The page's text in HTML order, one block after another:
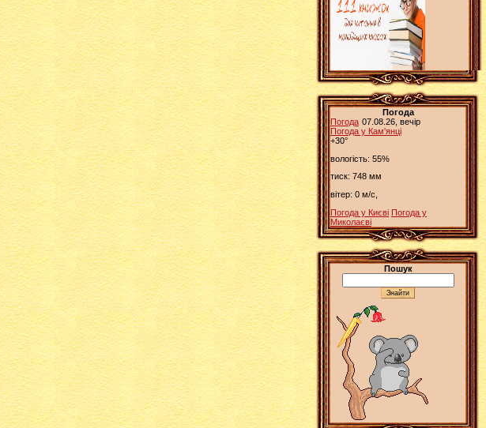
Погода
Погода 07.08.26, вечір
Погода у Кам'янці
+30°
вологість: 55%
тиск: 748 мм
вітер: 0 м/с,
Погода у Києві Погода у
Миколаєві
Пошук